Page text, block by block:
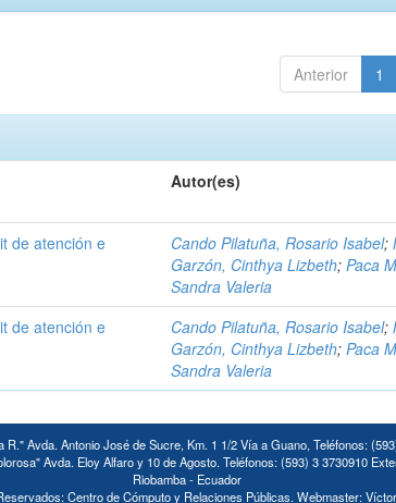
Anterior 1
Autor(es)
de atención e
Cando Pilatuña, Rosario Isabel;
Garzón, Cinthya Lizbeth;Paca
Sandra Valeria
de atención e
Cando Pilatuña, Rosario Isabel;
Garzón, Cinthya Lizbeth;Paca
Sandra Valeria
Avda. Antonio José de Sucre, Km. 1 1/2 Vía a Guano, Teléfonos:
Avda. Eloy Alfaro y 10 de Agosto. Teléfonos: (593) 3 3730910
Riobamba - Ecuador
Centro de Cómputo y Relaciones Públicas. Webmaster: